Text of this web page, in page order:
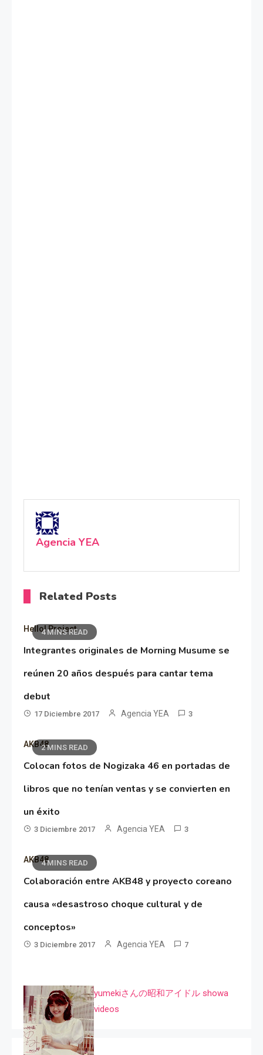
Agencia YEA
Related Posts
4 MINS READ
Hello! Project
Integrantes originales de Morning Musume se
reúnen 20 años después para cantar tema
debut
17 Diciembre 2017 Agencia YEA 3
2 MINS READ
AKB48
Colocan fotos de Nogizaka 46 en portadas de
libros que no tenían ventas y se convierten en
un éxito
3 Diciembre 2017 Agencia YEA 3
4 MINS READ
AKB48
Colaboración entre AKB48 y proyecto coreano
causa «desastroso choque cultural y de
conceptos»
3 Diciembre 2017 Agencia YEA 7
yumekiさんの昭和アイドル showa
videos